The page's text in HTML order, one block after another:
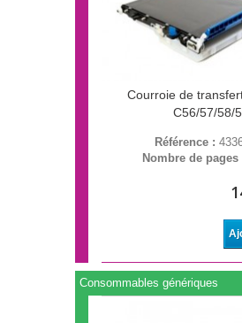
Courroie de
C56/57/58/
Référence :
Nombre de pages
Consommables génériques